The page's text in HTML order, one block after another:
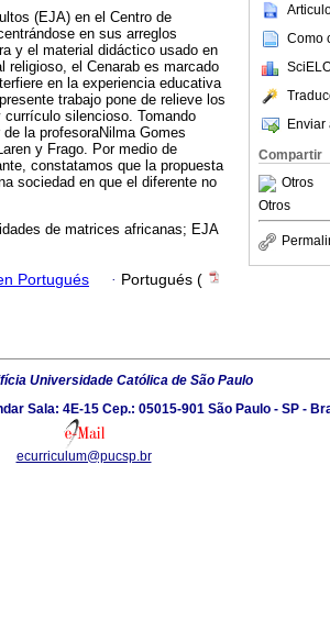
Como
Enviar
Compartir
Otros
Otros
(EJA) en el Centro de
en sus arreglos
y el material didáctico usado en
religioso, el Cenarab es marcado
en la experiencia educativa
trabajo pone de relieve los
silencioso. Tomando
la profesoraNilma Gomes
y Frago. Por medio de
constatamos que la propuesta
sociedad en que el diferente no
de matrices africanas; EJA
Portugués · Portugués (
Universidade Católica de São Paulo
Sala: 4E-15 Cep.: 05015-901 São Paulo - SP -
ecurriculum@pucsp.br